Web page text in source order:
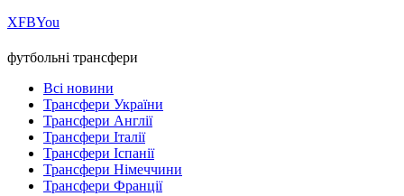
ХFBYou
футбольні трансфери
Всі новини
Трансфери України
Трансфери Англії
Трансфери Італії
Трансфери Іспанії
Трансфери Німеччини
Трансфери Франції